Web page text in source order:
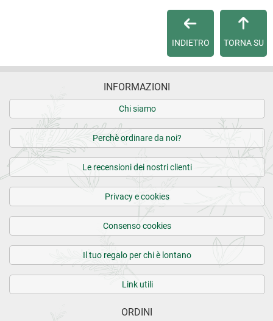
TORNA SU
INDIETRO
INFORMAZIONI
Chi siamo
Perchè ordinare da noi?
Le recensioni dei nostri clienti
Privacy e cookies
Consenso cookies
Il tuo regalo per chi è lontano
Link utili
ORDINI